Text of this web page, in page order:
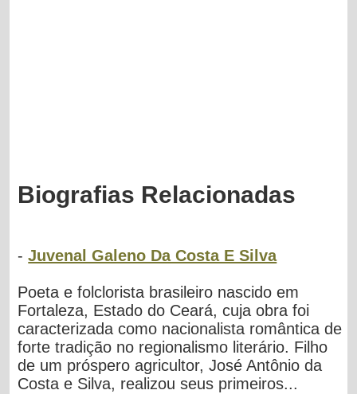
Biografias Relacionadas
-Juvenal Galeno Da Costa E Silva
Poeta e folclorista brasileiro nascido em
Fortaleza, Estado do Ceará, cuja obra foi
caracterizada como nacionalista romântica de
forte tradição no regionalismo literário. Filho
de um próspero agricultor, José Antônio da
Costa e Silva, realizou seus primeiros...